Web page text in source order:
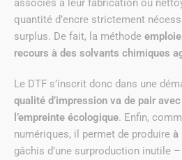
associés à leur fabrication ou
quantité d’encre strictement
surplus. De fait, la méthode emploie
recours à des solvants chimiques
Le DTF s’inscrit donc dans une
qualité d’impression va de pair
l’empreinte écologique. Enfin,
numériques, il permet de produire à
gâchis d’une surproduction inutile